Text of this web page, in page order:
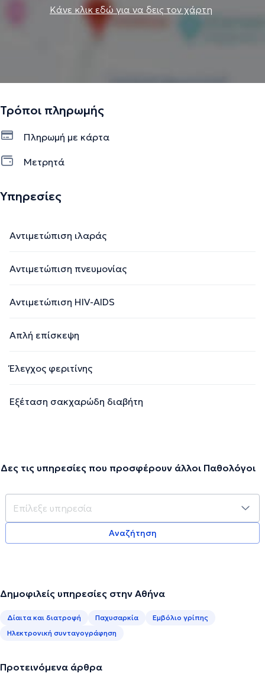
Κάνε κλικ εδώ για να δεις τον χάρτη
Τρόποι πληρωμής
Πληρωμή με κάρτα
Μετρητά
Υπηρεσίες
Αντιμετώπιση ιλαράς
Αντιμετώπιση πνευμονίας
Αντιμετώπιση HIV-AIDS
Απλή επίσκεψη
Έλεγχος φεριτίνης
Εξέταση σακχαρώδη διαβήτη
Δες τις υπηρεσίες που προσφέρουν άλλοι Παθολόγοι
Αναζήτηση
Δημοφιλείς υπηρεσίες στην Αθήνα
Δίαιτα και διατροφή Παχυσαρκία
Εμβόλιο γρίπης
Ηλεκτρονική συνταγογράφηση
Προτεινόμενα άρθρα